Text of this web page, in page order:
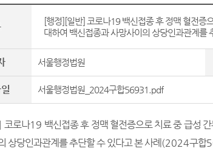
[행정][일반] 코로나19 백신접종 후 정맥 혈전증
대하여 백신접종과 사망사이의 상당인과관계
서울행정법원
서울행정법원_2024구합56931.pdf
코로나19 백신접종 후 정맥 혈전증으로 치료 중 급성
상당인과관계를 추단할 수 있다고 본 사례 (2024구합